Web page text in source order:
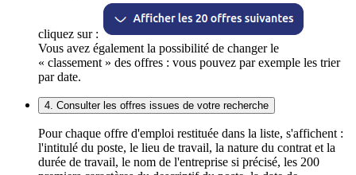
cliquez sur :
Vous avez également la possibilité de changer le
« classement » des offres : vous pouvez par exemple les trier
par date.
4. Consulter les offres issues de votre recherche
Pour chaque offre d'emploi restituée dans la liste, s'affichent :
l'intitulé du poste, le lieu de travail, la nature du contrat et la
durée de travail, le nom de l'entreprise si précisé, les 200